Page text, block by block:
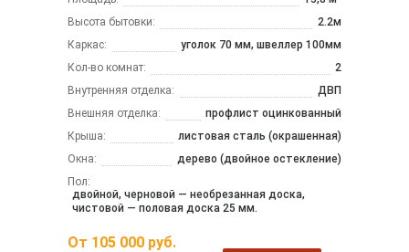
Высота бытовки:
2.2м
Каркас:
уголок 70 мм, швеллер 100мм
Кол-во комнат:
2
Внутренняя отделка:
ДВП
Внешняя отделка:
профлист оцинкованный
Крыша:
листовая сталь (окрашенная)
Окна:
дерево (двойное остекление)
Пол:
двойной, черновой — необрезанная доска,
чистовой — половая доска 25 мм.
От 105 000 руб.